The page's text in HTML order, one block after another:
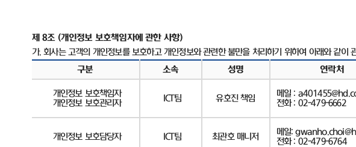
제 8조 (개인정보 보호책임자에 관한 사항)
가.회사는 고객의 개인정보를 보호하고 개인정보와 관련한 불만을 처리하기 위하여 아래와 같이
구분
소속 성명 연락처
개인정보 보호책임자
개인정보 보호관리자
ICT팀 유호진 책임 메일 : a401455
전화: 02-479-6662
개인정보 보호담당자 ICT팀 최관호 매니저 메일:gwanho.choi
전화: 02-479-6764